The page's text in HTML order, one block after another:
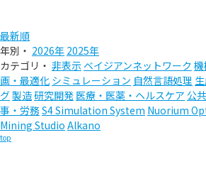
最新順
年別・ 2026年 2025年
カテゴリ・ 非表示 ベイジアンネットワーク
画・最適化 シミュレーション 自然言語処理
グ製造研究開発 医療・医薬・ヘルスケア 公
事・労務 S4 Simulation System Nuorium
Mining Studio Alkano
top